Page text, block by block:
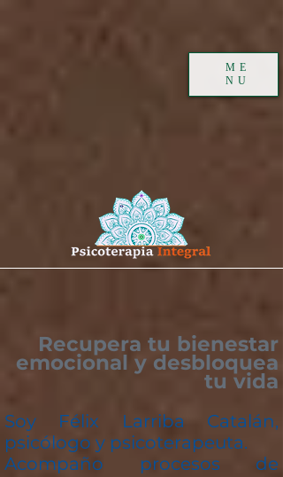
ME
NU
Recupera tu bienestar
emocional y desbloquea
tu vida
Soy Félix Larriba Catalán,
psicólogo y psicoterapeuta.
Acompaño procesos de